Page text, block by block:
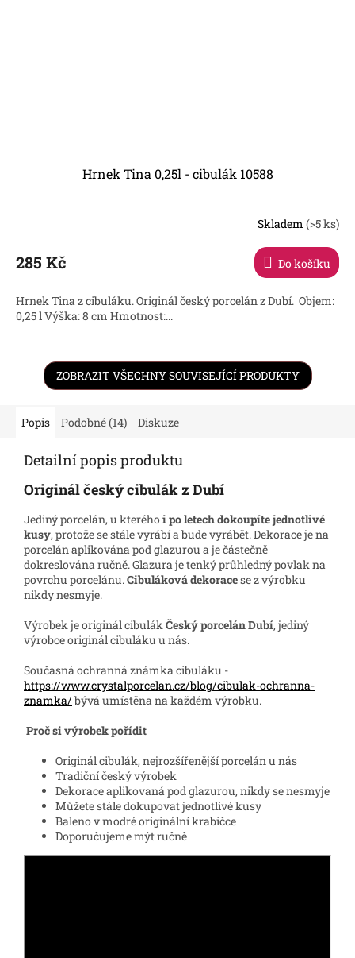
Hrnek Tina 0,25l - cibulák 10588
produktu
je
z
5
Skladem(>5 ks)
285 Kč Do košíku
Hrnek Tina z cibuláku. Originál český porcelán z Dubí. Objem:
0,25 l Výška: 8 cm Hmotnost:...
ZOBRAZIT VŠECHNY SOUVISEJÍCÍ PRODUKTY
Popis Podobné (14) Diskuze
Detailní popis produktu
Originál český cibulák z Dubí
Jediný porcelán, u kteréhoi po letech dokoupíte jednotlivé
kusy, protože se stále vyrábí a bude vyrábět. Dekorace je na
porcelán aplikována pod glazurou a je částečně
dokreslována ručně. Glazura je tenký průhledný povlak na
povrchu porcelánu.Cibuláková dekoracese z výrobku
nikdy nesmyje.
Výrobek je originál cibulákČeský porcelán Dubí, jediný
výrobce originál cibuláku u nás.
Současná ochranná známka cibuláku -
https://www.crystalporcelan.cz/blog/cibulak-ochranna-
znamka/bývá umístěna na každém výrobku.
Proč si výrobek pořídit
Originál cibulák, nejrozšířenější porcelán u nás
Tradiční český výrobek
Dekorace aplikovaná pod glazurou, nikdy se nesmyje
Můžete stále dokupovat jednotlivé kusy
Baleno v modré originální krabičce
Doporučujeme mýt ručně